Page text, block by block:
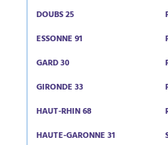
DOUBS 25
ESSONNE 91
GARD 30
GIRONDE 33
HAUT-RHIN 68
HAUTE-GARONNE 31